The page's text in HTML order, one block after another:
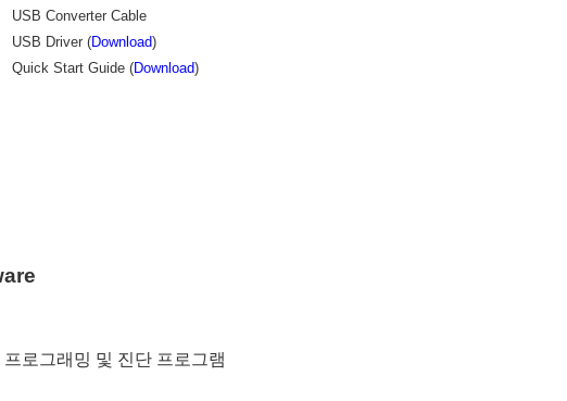
USB Converter Cable
USB Driver (Download)
Quick Start Guide (Download)
로그래밍 및 진단 프로그램